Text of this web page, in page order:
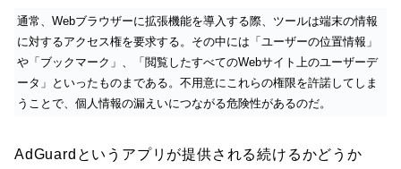
通常、Webブラウザーに拡張機能を導入する際、ツールは端末の情報
に対するアクセス権を要求する。その中には「ユーザーの位置情報」
や「ブックマーク」、「閲覧したすべてのWebサイト上のユーザーデ
ータ」といったものまである。不用意にこれらの権限を許諾してしま
うことで、個人情報の漏えいにつながる危険性があるのだ。
AdGuardというアプリが提供される続けるかどうか